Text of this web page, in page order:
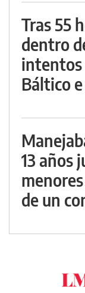
Tras 55
dentro
intentos
Báltico
13 años
de un